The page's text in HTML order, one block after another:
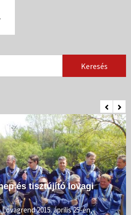
és tisztújító lovagi
2015. április 25-én,